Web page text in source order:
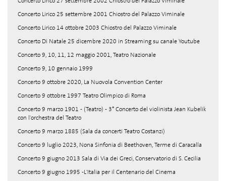
Concerto Lirico 25 settembre 2001 Chiostro del Palazzo Viminale
Concerto Lirico 14 ottobre 2003 Chiostro del Palazzo Viminale
Concerto Di Natale 25 dicembre 2020 in Streaming su canale Youtube
Concerto 9, 10, 11, 12 maggio 2001, Teatro Nazionale
Concerto 9, 10 gennaio 1999
Concerto 9 ottobre 2020, La Nuovola Convention Center
Concerto 9 ottobre 1997 Teatro Olimpico di Roma
Concerto 9 marzo 1901 - (Teatro) - 3° Concerto del violinista Jean Kubelik
con l'orchestra del Teatro
Concerto 9 marzo 1885 (Sala da concerti Teatro Costanzi)
Concerto 9 luglio 2023, Nona Sinfonia di Beethoven, Terme di Caracalla
Concerto 9 giugno 2013 Sala di Via dei Greci, Conservatorio di S. Cecilia
Concerto 9 giugno 1995 -L'Italia per il Centenario del Cinema